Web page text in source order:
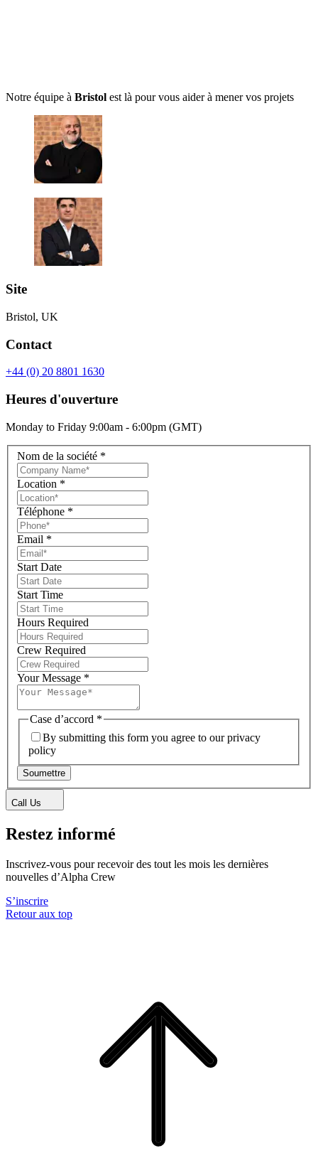
Notre équipe à Bristol est là pour vous aider à mener vos projets
Site
Bristol, UK
Contact
+44 (0) 20 8801 1630
Heures d'ouverture
Monday to Friday 9:00am - 6:00pm (GMT)
Nom de la société *
Location *
Téléphone *
Email *
Start Date
Start Time
Hours Required
Crew Required
Your Message *
Case d’accord *
By submitting this form you agree to our privacy
policy
Soumettre
Call Us
Restez informé
Inscrivez-vous pour recevoir des tout les mois les dernières
nouvelles d’Alpha Crew
S’inscrire
Retour aux top